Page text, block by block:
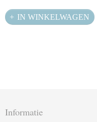
IN WINKELWAGEN
Informatie